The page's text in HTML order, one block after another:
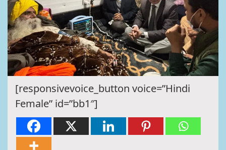
[responsivevoice_button voice=”Hindi
Female” id=”bb1″]